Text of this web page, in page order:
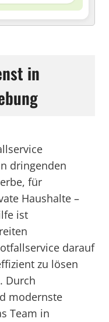
in
dringenden
für
Haushalte –
ist
darauf
zu lösen
Durch
modernste
Team in